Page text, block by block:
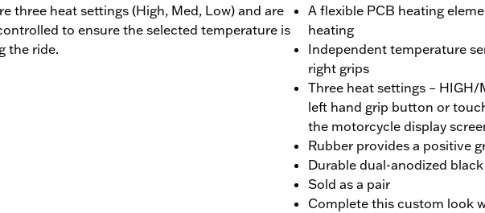
three heat settings (High, Med, Low) and are
to ensure the selected temperature is
the ride.
A flexible PCB heating
heating
Independent temperature
right grips
Three heat settings –
left hand grip button or
the motorcycle display
Rubber provides a positive
Durable dual-anodized
Sold as a pair
Complete this custom look